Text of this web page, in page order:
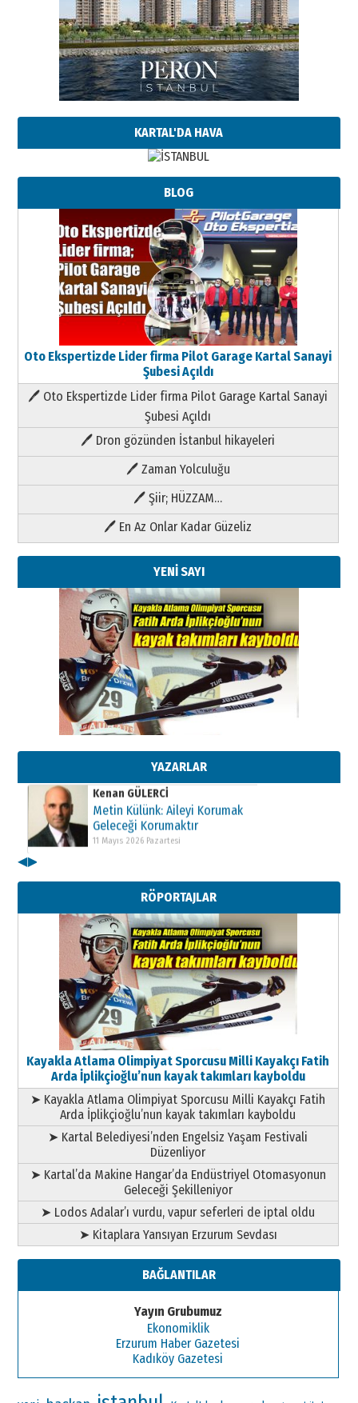
KARTAL'DA HAVA
BLOG
Oto Ekspertizde Lider firma Pilot Garage Kartal Sanayi
Şubesi Açıldı
🖊 Oto Ekspertizde Lider firma Pilot Garage Kartal Sanayi
Şubesi Açıldı
🖊 Dron gözünden İstanbul hikayeleri
🖊 Zaman Yolculuğu
🖊 Şiir; HÜZZAM…
🖊 En Az Onlar Kadar Güzeliz
YENİ SAYI
YAZARLAR
Kenan GÜLERCİ
Metin Külünk: Aileyi Korumak
11 Mayıs 2026 Pazartesi
Kenan GÜLERCİ
Metin Külünk: Aileyi Korumak
Geleceği Korumaktır
11 Mayıs 2026 Pazartesi
Metin Külünk: Aileyi Korumak
Geleceği Korumaktır
11 Mayıs 2026 Pazartesi
◀▶
RÖPORTAJLAR
Kayakla Atlama Olimpiyat Sporcusu Milli Kayakçı Fatih
Arda İplikçioğlu’nun kayak takımları kayboldu
➤ Kayakla Atlama Olimpiyat Sporcusu Milli Kayakçı Fatih
Arda İplikçioğlu’nun kayak takımları kayboldu
➤ Kartal Belediyesi’nden Engelsiz Yaşam Festivali
Düzenliyor
➤ Kartal’da Makine Hangar’da Endüstriyel Otomasyonun
Geleceği Şekilleniyor
➤ Lodos Adalar’ı vurdu, vapur seferleri de iptal oldu
➤ Kitaplara Yansıyan Erzurum Sevdası
BAĞLANTILAR
Yayın Grubumuz
Ekonomiklik
Erzurum Haber Gazetesi
Kadıköy Gazetesi